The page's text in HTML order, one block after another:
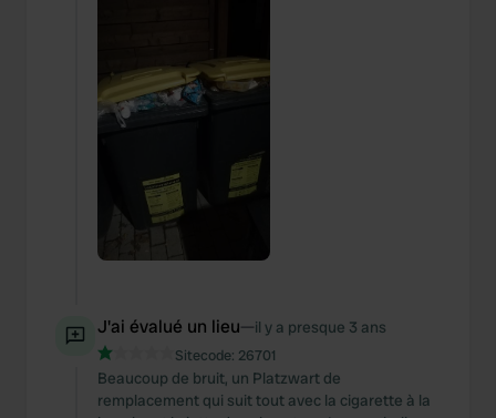
J'ai évalué un lieu—il y a presque 3 ans
Sitecode: 26701
Beaucoup de bruit, un Platzwart de
remplacement qui suit tout avec la cigarette à la